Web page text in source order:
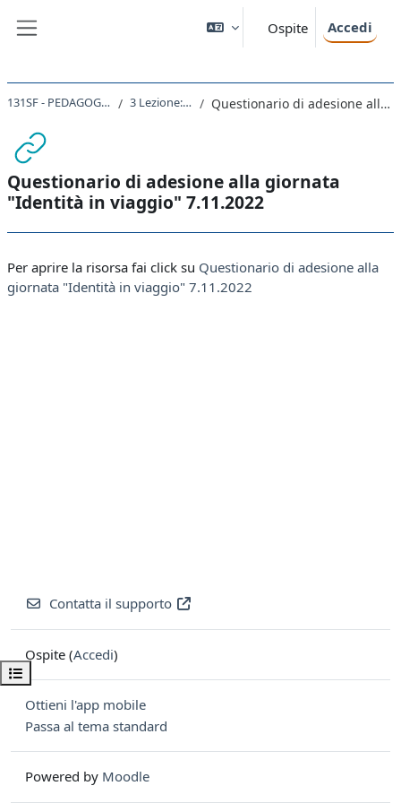
Ospite Accedi
Apri indice del corso
131SF - PEDAGOGIA INTERCULTURALE 2022 3 Lezione: Identità in viaggio Questionario di adesione alla giornata "Identità in viaggio" 7.11.2022
Questionario di adesione alla giornata
"Identità in viaggio" 7.11.2022
Per aprire la risorsa fai click su Questionario di adesione alla
giornata "Identità in viaggio" 7.11.2022
Contatta il supporto
Ospite (Accedi)
Ottieni l'app mobile
Passa al tema standard
Powered by Moodle